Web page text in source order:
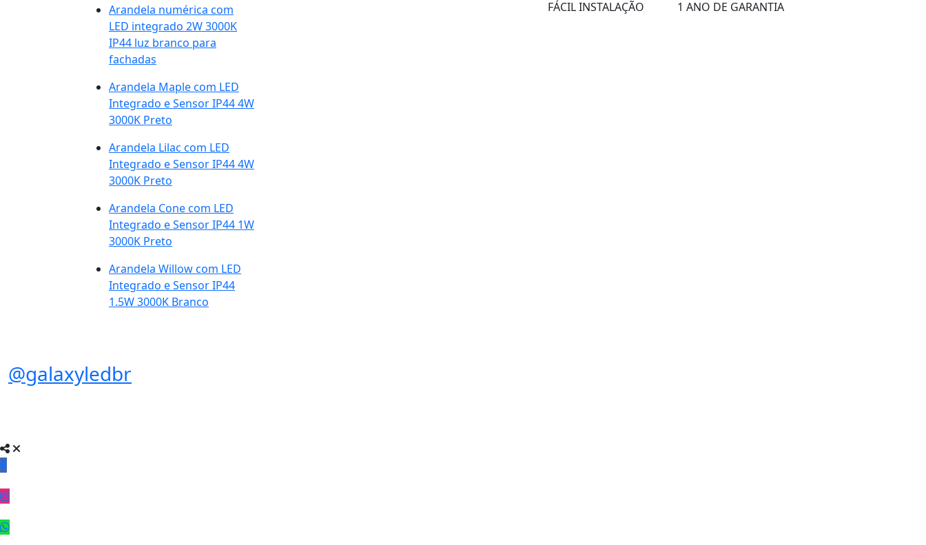
Arandela numérica com
LED integrado 2W 3000K
IP44 luz branco para
fachadas
Arandela Maple com LED
Integrado e Sensor IP44 4W
3000K Preto
Arandela Lilac com LED
Integrado e Sensor IP44 4W
3000K Preto
Arandela Cone com LED
Integrado e Sensor IP44 1W
3000K Preto
Arandela Willow com LED
Integrado e Sensor IP44
1.5W 3000K Branco
FÁCIL INSTALAÇÃO 1 ANO DE GARANTIA
@galaxyledbr